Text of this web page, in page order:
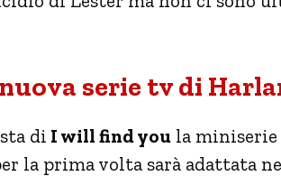
serie tv di
di I will find you la
la prima volta sarà adattata